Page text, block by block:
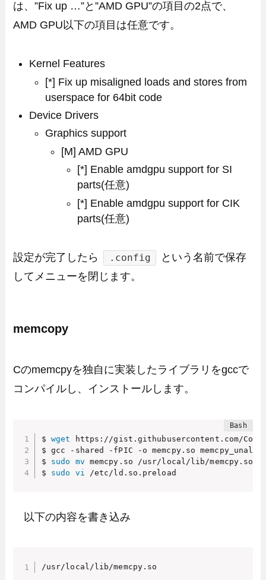
は、”Fix up …”と”AMD GPU”の項目の2点で、
AMD GPU以下の項目は任意です。
Kernel Features
[*] Fix up misaligned loads and stores from
userspace for 64bit code
Device Drivers
Graphics support
[M] AMD GPU
[*] Enable amdgpu support for SI
parts(任意)
[*] Enable amdgpu support for CIK
parts(任意)
設定が完了したら .config
という名前で保存
してメニューを閉じます。
memcopy
Cのmemcpyを独自に実装したライブラリをgccで
コンパイルし、インストールします。
$ wget https://gist.githubusercontent.com/
$ gcc -shared -fPIC -o memcpy.so
$ sudo mv memcpy.so /usr/local/lib/memcpy.so
$ sudo vi /etc/ld.so.preload
以下の内容を書き込み
/usr/local/lib/memcpy.so